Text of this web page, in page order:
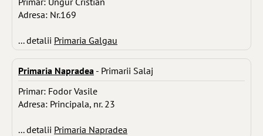
Adresa: Nr.169
... detalii Primaria Galgau
Primaria Napradea - Primarii Salaj
Primar: Fodor Vasile
Adresa: Principala, nr. 23
... detalii Primaria Napradea